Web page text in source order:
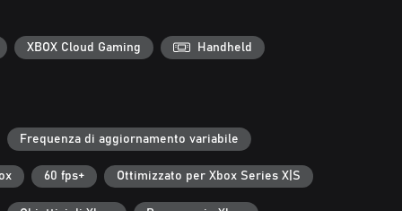
XBOX Cloud Gaming Handheld
Frequenza di aggiornamento variabile
60 fps+ Ottimizzato per Xbox Series X|S